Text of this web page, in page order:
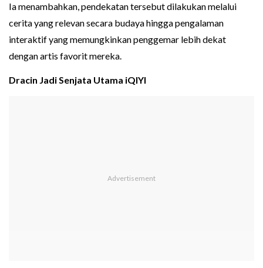
Ia menambahkan, pendekatan tersebut dilakukan melalui
cerita yang relevan secara budaya hingga pengalaman
interaktif yang memungkinkan penggemar lebih dekat
dengan artis favorit mereka.
Dracin Jadi Senjata Utama iQIYI